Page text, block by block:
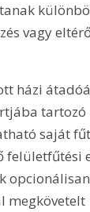
vagy
házi
tartozó
saját
felületfűtési
megkövetelt